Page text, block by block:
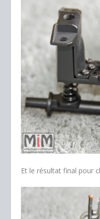
Et le résultat final pour